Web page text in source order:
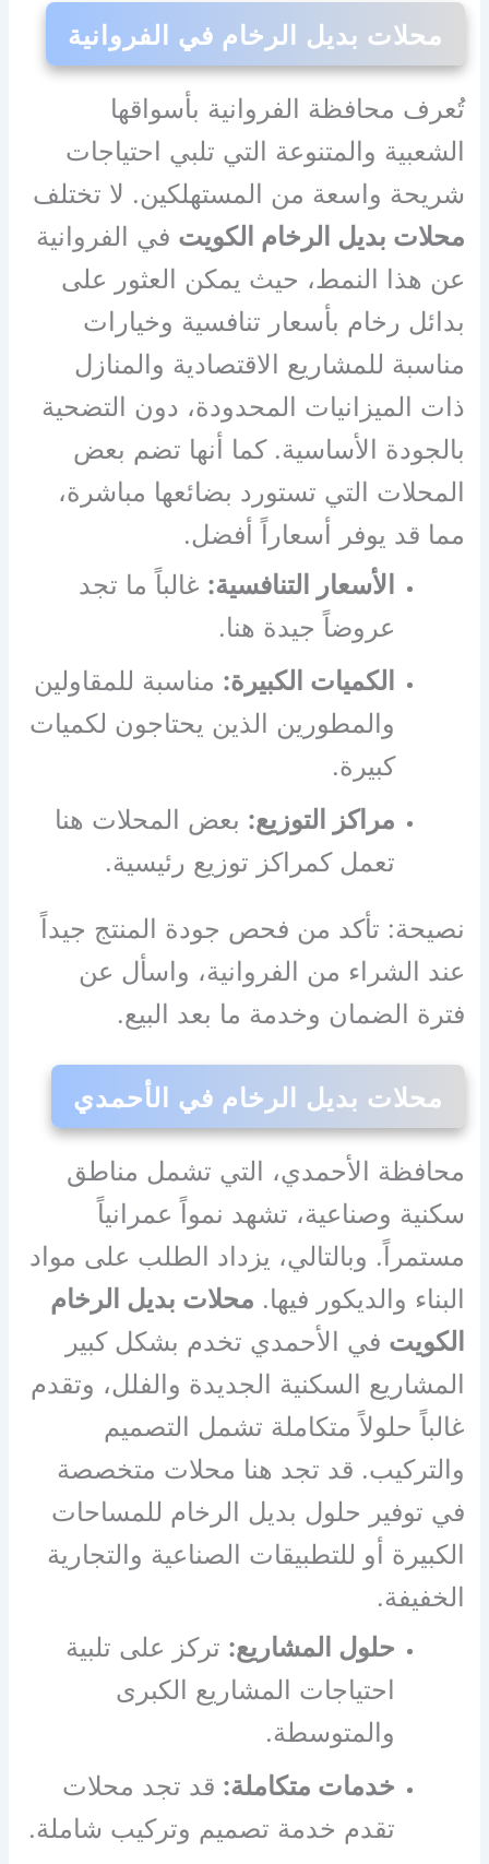
محلات بديل الرخام في الفروانية
تُعرف محافظة الفروانية بأسواقها
الشعبية والمتنوعة التي تلبي احتياجات
شريحة واسعة من المستهلكين. لا تختلف
محلات بديل الرخام الكويت في الفروانية
عن هذا النمط، حيث يمكن العثور على
بدائل رخام بأسعار تنافسية وخيارات
مناسبة للمشاريع الاقتصادية والمنازل
ذات الميزانيات المحدودة، دون التضحية
بالجودة الأساسية. كما أنها تضم بعض
المحلات التي تستورد بضائعها مباشرة،
مما قد يوفر أسعاراً أفضل.
الأسعار التنافسية: غالباً ما تجد
عروضاً جيدة هنا.
الكميات الكبيرة: مناسبة للمقاولين
والمطورين الذين يحتاجون لكميات
كبيرة.
مراكز التوزيع: بعض المحلات هنا
تعمل كمراكز توزيع رئيسية.
نصيحة: تأكد من فحص جودة المنتج جيداً
عند الشراء من الفروانية، واسأل عن
فترة الضمان وخدمة ما بعد البيع.
محلات بديل الرخام في الأحمدي
محافظة الأحمدي، التي تشمل مناطق
سكنية وصناعية، تشهد نمواً عمرانياً
مستمراً. وبالتالي، يزداد الطلب على مواد
البناء والديكور فيها. محلات بديل الرخام
الكويت في الأحمدي تخدم بشكل كبير
المشاريع السكنية الجديدة والفلل، وتقدم
غالباً حلولاً متكاملة تشمل التصميم
والتركيب. قد تجد هنا محلات متخصصة
في توفير حلول بديل الرخام للمساحات
الكبيرة أو للتطبيقات الصناعية والتجارية
الخفيفة.
حلول المشاريع: تركز على تلبية
احتياجات المشاريع الكبرى
والمتوسطة.
خدمات متكاملة: قد تجد محلات
تقدم خدمة تصميم وتركيب شاملة.